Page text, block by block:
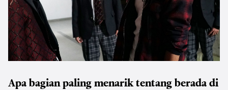
Apa bagian paling menarik tentang berada di